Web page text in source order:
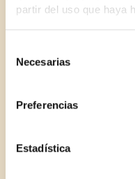
partir del uso que haya
Necesarias
Preferencias
Estadística
Mozambique.
auténticos